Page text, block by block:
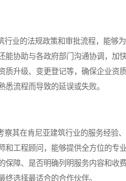
业的法规政策和审批流程，能够
能协助与各政府部门沟通协调，加
质升级、变更登记等，确保企业资
流程而导致的延误或失败。
其在肯尼亚建筑行业的服务经验
和工程顾问，能够提供全方位的专
保障、是否明确列明服务内容和收
终选择最适合的合作伙伴。